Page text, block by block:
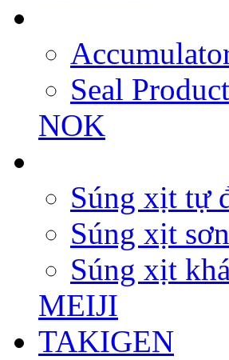
Seal
NOK
Súng xịt tự
Súng xịt
Súng xịt
MEIJI
TAKIGEN